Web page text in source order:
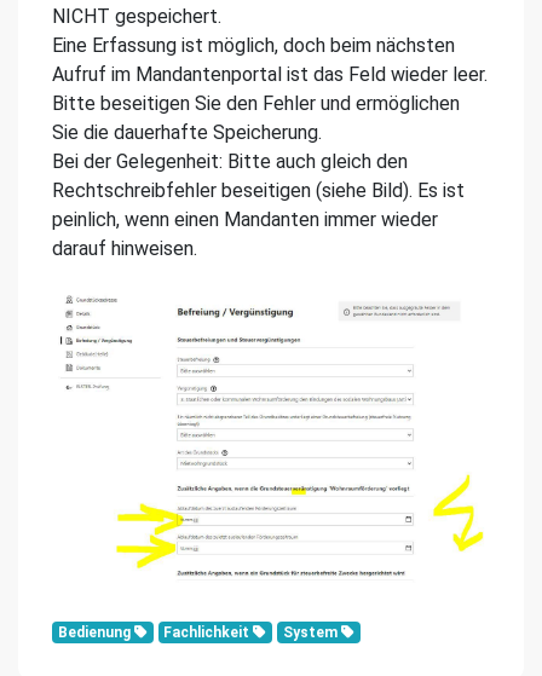
NICHT gespeichert.
Eine Erfassung ist möglich, doch beim nächsten
Aufruf im Mandantenportal ist das Feld wieder leer.
Bitte beseitigen Sie den Fehler und ermöglichen
Sie die dauerhafte Speicherung.
Bei der Gelegenheit: Bitte auch gleich den
Rechtschreibfehler beseitigen (siehe Bild). Es ist
peinlich, wenn einen Mandanten immer wieder
darauf hinweisen.
Bedienung Fachlichkeit System